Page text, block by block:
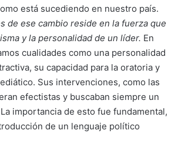
está sucediendo en nuestro país.
de ese cambio reside en la fuerza que
y la personalidad de un líder. En
cualidades como una personalidad
su capacidad para la oratoria y
Sus intervenciones, como las
efectistas y buscaban siempre un
importancia de esto fue fundamental,
de un lenguaje político